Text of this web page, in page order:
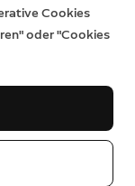
Cookies
oder "Cookies